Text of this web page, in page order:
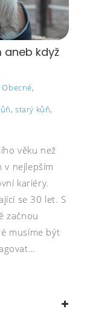
aneb když
Obecné,
,starý kůň,
věku než
v nejlepším
kariéry.
se 30 let. S
začnou
musíme být